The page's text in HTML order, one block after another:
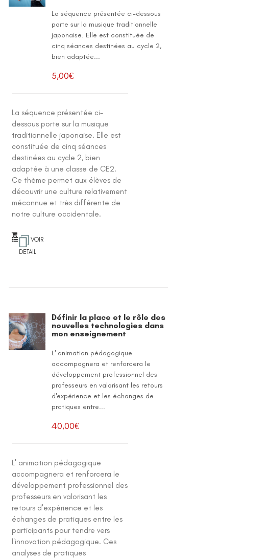
La séquence présentée ci-dessous
porte sur la musique traditionnelle
japonaise. Elle est constituée de
cinq séances destinées au cycle 2,
bien adaptée...
5,00€
La séquence présentée ci-
dessous porte sur la musique
traditionnelle japonaise. Elle est
constituée de cinq séances
destinées au cycle 2, bien
adaptée à une classe de CE2.
Ce thème permet aux élèves de
découvrir une culture relativement
méconnue et très différente de
notre culture occidentale.
VOIR
DETAIL
Définir la place et le rôle des
nouvelles technologies dans
mon enseignement
L' animation pédagogique
accompagnera et renforcera le
développement professionnel des
professeurs en valorisant les retours
d'expérience et les échanges de
pratiques entre...
40,00€
L' animation pédagogique
accompagnera et renforcera le
développement professionnel des
professeurs en valorisant les
retours d'expérience et les
échanges de pratiques entre les
participants pour tendre vers
l'innovation pédagogique. Ces
analyses de pratiques